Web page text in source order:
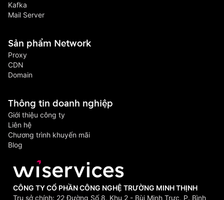
Kafka
Mail Server
Sản phẩm Network
Proxy
CDN
Domain
Thông tin doanh nghiệp
Giới thiệu công ty
Liên hệ
Chương trình khuyến mãi
Blog
CÔNG TY CỔ PHẦN CÔNG NGHỆ TRƯỜNG MINH THỊNH
Trụ sở chính: 22 Đường Số 8, Khu 2 - Bùi Minh Trực, P. Bình